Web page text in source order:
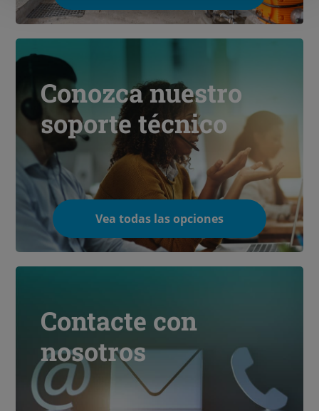
Conozca nuestro
soporte técnico
Vea todas las opciones
Contacte con
nosotros